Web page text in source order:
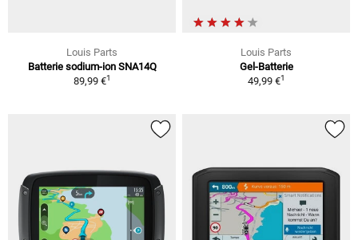
Louis Parts
Batterie sodium-ion SNA14Q
89,99 €1
Louis Parts
Gel-Batterie
49,99 €1